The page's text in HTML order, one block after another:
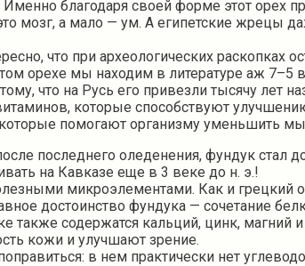
благодаря своей форме этот орех
мозг, а мало — ум. А египетские жрецы
что при археологических раскопках
орехе мы находим в литературе аж 7–5
что на Русь его привезли тысячу лет
которые способствуют
помогают организму уменьшить
последнего оледенения, фундук стал
на Кавказе еще в 3 веке до н. э.!
микроэлементами. Как и грецкий
достоинство фундука — сочетание
также содержатся кальций, цинк,
кожи и улучшают зрение.
в нем практически нет